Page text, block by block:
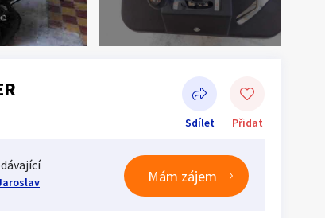
Sdílet Přidat
Sdílet na Facebooku
Mám zájem